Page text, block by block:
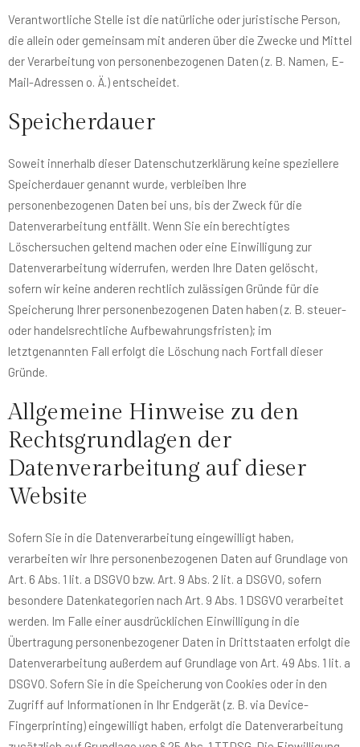
Verantwortliche Stelle ist die natürliche oder juristische Person,
die allein oder gemeinsam mit anderen über die Zwecke und Mittel
der Verarbeitung von personenbezogenen Daten (z. B. Namen, E-
Mail-Adressen o. Ä.) entscheidet.
Speicherdauer
Soweit innerhalb dieser Datenschutzerklärung keine speziellere
Speicherdauer genannt wurde, verbleiben Ihre
personenbezogenen Daten bei uns, bis der Zweck für die
Datenverarbeitung entfällt. Wenn Sie ein berechtigtes
Löschersuchen geltend machen oder eine Einwilligung zur
Datenverarbeitung widerrufen, werden Ihre Daten gelöscht,
sofern wir keine anderen rechtlich zulässigen Gründe für die
Speicherung Ihrer personenbezogenen Daten haben (z. B. steuer-
oder handelsrechtliche Aufbewahrungsfristen); im
letztgenannten Fall erfolgt die Löschung nach Fortfall dieser
Gründe.
Allgemeine Hinweise zu den
Rechtsgrundlagen der
Datenverarbeitung auf dieser
Website
Sofern Sie in die Datenverarbeitung eingewilligt haben,
verarbeiten wir Ihre personenbezogenen Daten auf Grundlage von
Art. 6 Abs. 1 lit. a DSGVO bzw. Art. 9 Abs. 2 lit. a DSGVO, sofern
besondere Datenkategorien nach Art. 9 Abs. 1 DSGVO verarbeitet
werden. Im Falle einer ausdrücklichen Einwilligung in die
Übertragung personenbezogener Daten in Drittstaaten erfolgt die
Datenverarbeitung außerdem auf Grundlage von Art. 49 Abs. 1 lit. a
DSGVO. Sofern Sie in die Speicherung von Cookies oder in den
Zugriff auf Informationen in Ihr Endgerät (z. B. via Device-
Fingerprinting) eingewilligt haben, erfolgt die Datenverarbeitung